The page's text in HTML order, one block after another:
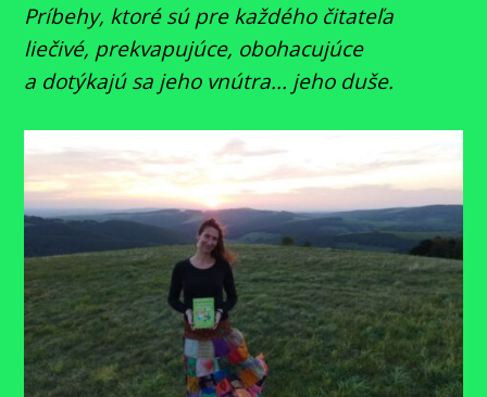
Príbehy, ktoré sú pre každého čitateľa
liečivé, prekvapujúce, obohacujúce
a dotýkajú sa jeho vnútra... jeho duše.